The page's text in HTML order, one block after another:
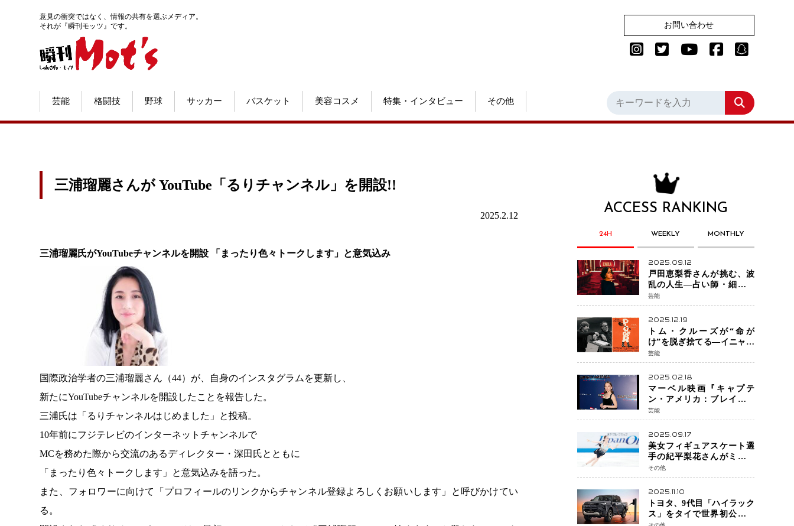
意見の衝突ではなく、情報の共有を選ぶメディア。
それが『瞬刊モッツ』です。
お問い合わせ
芸能 格闘技 野球 サッカー バスケット 美容コスメ 特集・インタビュー その他
三浦瑠麗さんが YouTube「るりチャンネル」を開設!!
2025.2.12
三浦瑠麗氏がYouTubeチャンネルを開設 「まったり色々トークします」と意気込み
国際政治学者の三浦瑠麗さん（44）が、自身のインスタグラムを更新し、
新たにYouTubeチャンネルを開設したことを報告した。
三浦氏は「るりチャンネルはじめました」と投稿。
10年前にフジテレビのインターネットチャンネルで
MCを務めた際から交流のあるディレクター・深田氏とともに
「まったり色々トークします」と意気込みを語った。
また、フォロワーに向けて「プロフィールのリンクからチャンネル登録よろしくお願いします」と呼びかけてい
る。
ACCESS RANKING
24H WEEKLY MONTHLY
2025.09.12
戸田恵梨香さんが挑む、波
乱の人生―占い師・細木数
子をNetflixで実写化
芸能
2025.12.19
トム・クルーズが“命が
け”を脱ぎ捨てる―イニャリ
トゥ監督と挑む前代未聞の
大惨事コメディ「DIGGER
ディガー」始動
芸能
2025.02.18
マーベル映画『キャプテ
ン・アメリカ：ブレイブ・
ニュー・ワールド』 新ブラ
ック・ウィドウ役のシラ・
ハースとは！？
芸能
2025.09.17
美女フィギュアスケート選
手の紀平梨花さんがミラノ
五輪出場断念 中部選手権欠
場を発表「安全最優先の判
断」
その他
2025.11.10
トヨタ、9代目「ハイラック
ス」をタイで世界初公開